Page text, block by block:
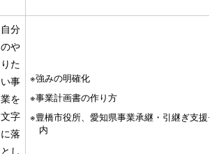
自分
のや
りた
い事
業を
文字
に落
とし
強みの明確化
事業計画書の作り方
豊橋市役所、愛知県事業承継・引継ぎ支援
内